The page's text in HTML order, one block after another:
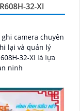
32-XI
ghi camera chuyên
32-XI là lựa
ninh